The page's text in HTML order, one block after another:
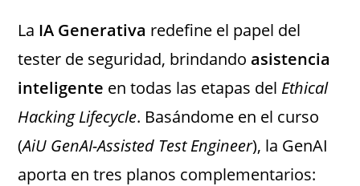
La IA Generativa redefine el papel del
tester de seguridad, brindandoasistencia
inteligente en todas las etapas del Ethical
Hacking Lifecycle. Basándome en el curso
(AiU GenAI-Assisted Test Engineer), la GenAI
aporta en tres planos complementarios: